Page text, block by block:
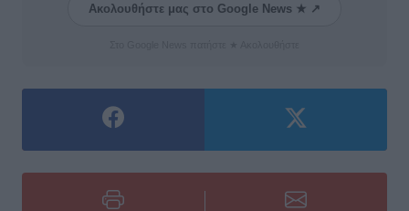
Ακολουθήστε μας στο Google News ★ ↗